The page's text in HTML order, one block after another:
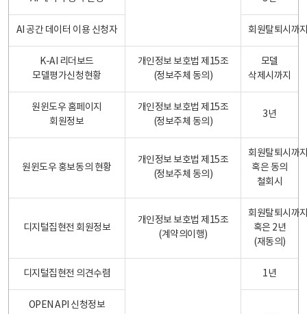
AI 공간 데이터 이용 신청자 회원탈퇴시까
K-AI 리더보드
모델평가신청현황
개인정보 보호법 제15조
(정보주체 동의)
모델
삭제시까지
원윈도우 홈페이지
회원정보
개인정보 보호법 제15조
(정보주체 동의)
3년
원윈도우 홍보동의 현황
개인정보 보호법 제15조
(정보주체 동의)
회원탈퇴시까
혹은 동의
철회시
디지털집현전 회원정보
개인정보 보호법 제15조
(계약의이행)
회원탈퇴시까
혹은 2년
(재동의)
디지털집현전 의견수렴 1년
OPEN API 신청정보